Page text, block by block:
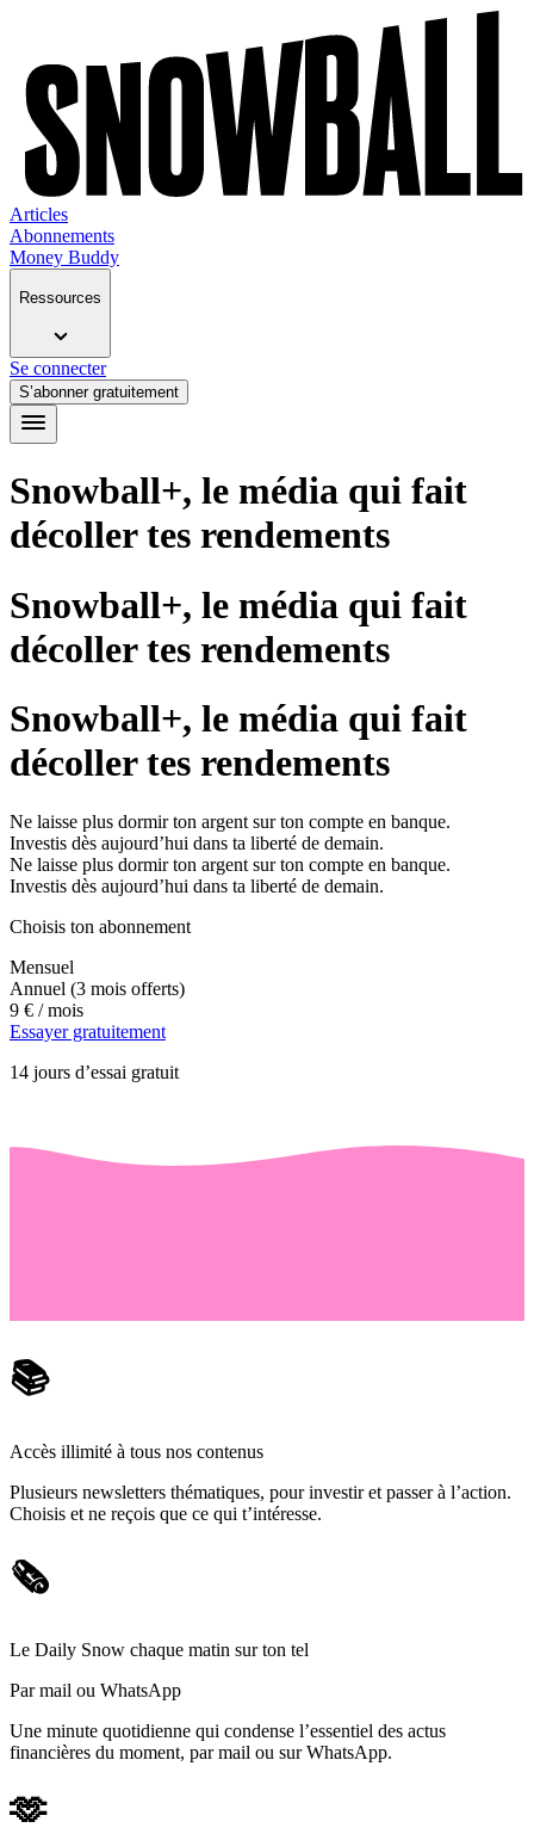
Articles
Abonnements
Money Buddy
Ressources
Se connecter
S’abonner gratuitement
Snowball+, le média qui fait
décoller tes rendements
Snowball+, le média qui fait
décoller tes rendements
Snowball+, le média qui fait
décoller tes rendements
Ne laisse plus dormir ton argent sur ton compte en banque.
Investis dès aujourd’hui dans ta liberté de demain.
Ne laisse plus dormir ton argent sur ton compte en banque.
Investis dès aujourd’hui dans ta liberté de demain.
Choisis ton abonnement
Mensuel
Annuel (3 mois offerts)
9 € / mois
Essayer gratuitement
14 jours d’essai gratuit
📚
Accès illimité à tous nos contenus
Plusieurs newsletters thématiques, pour investir et passer à l’action.
Choisis et ne reçois que ce qui t’intéresse.
🗞️
Le Daily Snow chaque matin sur ton tel
Par mail ou WhatsApp
Une minute quotidienne qui condense l’essentiel des actus
financières du moment, par mail ou sur WhatsApp.
🫶